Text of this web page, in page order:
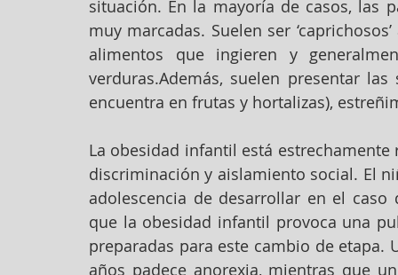
situación. En la mayoría de casos, las
muy marcadas. Suelen ser
alimentos que ingieren y
verduras.Además, suelen presentar
encuentra en frutas y hortalizas),
La obesidad infantil está
discriminación y aislamiento social. El
adolescencia de desarrollar en el
que la obesidad infantil provoca una
preparadas para este cambio de etapa.
años padece anorexia, mientras que